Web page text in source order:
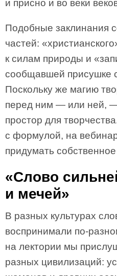
и присно и во веки
Подобные заклинания
частей:
к силам природы и
сообщавшей присушке
Поскольку же магию
перед ним — или ней,
простор для
с формулой, на
придумать
«Слово
и мечей»
В разных культурах
воспринимали по-
на лектории мы
разных цивилизаций: